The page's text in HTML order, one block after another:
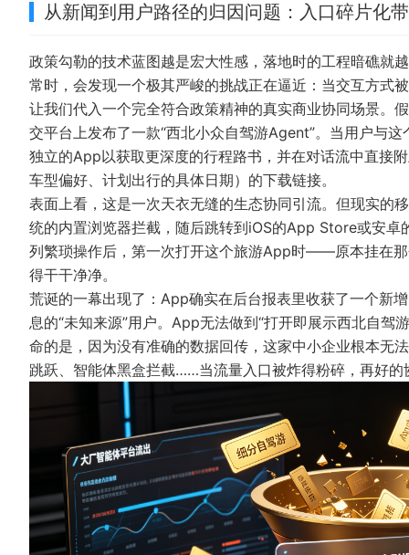
从新闻到用户路径的归因问题：入口碎片化
政策勾勒的技术蓝图越是宏大性感，落地时的工程暗礁就
常时，会发现一个极其严峻的挑战正在逼近：当交互方式
让我们代入一个完全符合政策精神的真实商业协同场景。
交平台上发布了一款“西北小众自驾游Agent”。当用户与
独立的App以获取更深度的行程路书，并在对话流中直接
车型偏好、计划出行的具体日期）的下载链接。
表面上看，这是一次天衣无缝的生态协同引流。但现实的
统的内置浏览器拦截，随后跳转到iOS的App Store或安
列繁琐操作后，第一次打开这个旅游App时——原本挂在
得干干净净。
荒诞的一幕出现了：App确实在后台报表里收获了一个新
息的“未知来源”用户。App无法做到“打开即展示西北自
命的是，因为没有准确的数据回传，这家中小企业根本无
跳跃、智能体黑盒拦截……当流量入口被炸得粉碎，再好